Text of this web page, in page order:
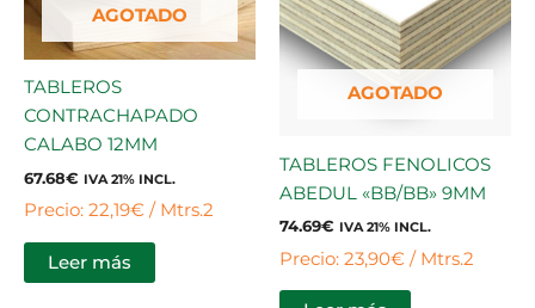
AGOTADO
TABLEROS
CONTRACHAPADO
CALABO 12MM
67.68€ IVA 21% INCL.
Precio: 22,19€ / Mtrs.2
Leer más
AGOTADO
TABLEROS FENOLICOS
ABEDUL «BB/BB» 9MM
74.69€ IVA 21% INCL.
Precio: 23,90€ / Mtrs.2